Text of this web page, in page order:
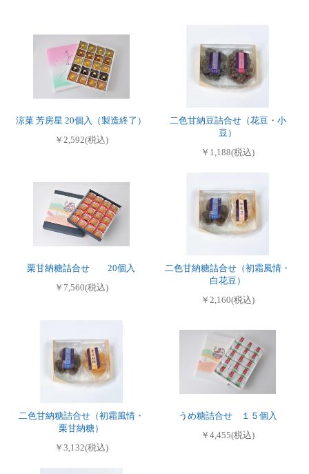
涼菓 芳房星 20個入（製造終了）
￥2,592(税込)
二色甘納豆詰合せ（花豆・小
豆）
￥1,188(税込)
栗甘納糖詰合せ 20個入
￥7,560(税込)
二色甘納糖詰合せ（初霜風情・
白花豆）
￥2,160(税込)
二色甘納糖詰合せ（初霜風情・
栗甘納糖）
￥3,132(税込)
うめ糖詰合せ １５個入
￥4,455(税込)